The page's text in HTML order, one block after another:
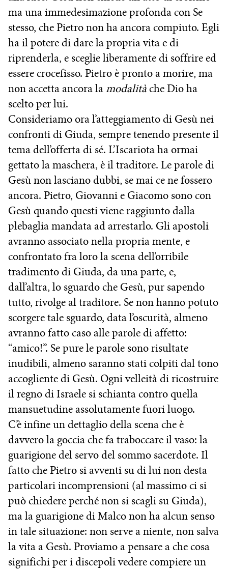
ma una immedesimazione profonda con Se
stesso, che Pietro non ha ancora compiuto. Egli
ha il potere di dare la propria vita e di
riprenderla, e sceglie liberamente di soffrire ed
essere crocefisso. Pietro è pronto a morire, ma
non accetta ancora lamodalitàche Dio ha
scelto per lui.
Consideriamo ora l’atteggiamento di Gesù nei
confronti di Giuda, sempre tenendo presente il
tema dell’offerta di sé. L’Iscariota ha ormai
gettato la maschera, è il traditore. Le parole di
Gesù non lasciano dubbi, se mai ce ne fossero
ancora. Pietro, Giovanni e Giacomo sono con
Gesù quando questi viene raggiunto dalla
plebaglia mandata ad arrestarlo. Gli apostoli
avranno associato nella propria mente, e
confrontato fra loro la scena dell’orribile
tradimento di Giuda, da una parte, e,
dall’altra, lo sguardo che Gesù, pur sapendo
tutto, rivolge al traditore. Se non hanno potuto
scorgere tale sguardo, data l’oscurità, almeno
avranno fatto caso alle parole di affetto:
“amico!”. Se pure le parole sono risultate
inudibili, almeno saranno stati colpiti dal tono
accogliente di Gesù. Ogni velleità di ricostruire
il regno di Israele si schianta contro quella
mansuetudine assolutamente fuori luogo.
C’è infine un dettaglio della scena che è
davvero la goccia che fa traboccare il vaso: la
guarigione del servo del sommo sacerdote. Il
fatto che Pietro si avventi su di lui non desta
particolari incomprensioni (al massimo ci si
può chiedere perché non si scagli su Giuda),
ma la guarigione di Malco non ha alcun senso
in tale situazione: non serve a niente, non salva
la vita a Gesù. Proviamo a pensare a che cosa
significhi per i discepoli vedere compiere un